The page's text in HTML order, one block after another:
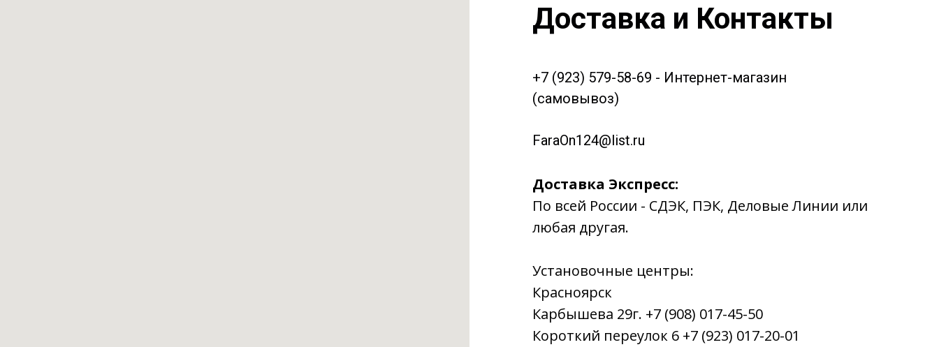
Доставка и Контакты
+7 (923) 579-58-69 - Интернет-магазин
(самовывоз)
FaraOn124@list.ru
Доставка Экспресс:
По всей России - СДЭК, ПЭК, Деловые Линии или
любая другая.
Установочные центры:
Красноярск
Карбышева 29г. +7 (908) 017-45-50
Короткий переулок 6 +7 (923) 017-20-01